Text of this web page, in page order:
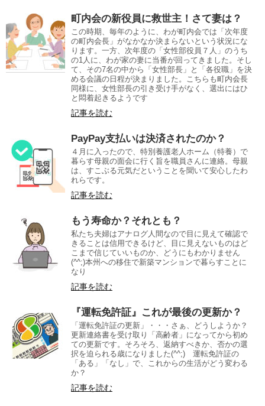
町内会の新役員に救世主！さて妻は？
この時期、毎年のように、わが町内会では「次年度
の町内会長」がなかなか決まらないという状況にな
ります。一方、次年度の「女性部役員７人」のうち
の1人に、わが家の妻に当番が回ってきました。そし
て、その7名の中から「女性部長」と「各役職」を決
める会議の日程が決まりました。こちらも町内会長
同様に、女性部長の引き受け手がなく、選出にはひ
と悶着起きるようです
記事を読む
PayPay支払いは決済されたのか？
４月に入ったので、特別養護老人ホーム（特養）で
暮らす母親の面会に行く旨を職員さんに連絡。母親
は、すこぶる元気だということを聞いて安心したわ
れらです。
記事を読む
もう寿命か？それとも？
私たち夫婦はアナログ人間なので目に見えて確認で
きることは信用できるけど、目に見えないものはど
こまで信じていいものか、どうにもわかりません
(^^;)本州への移住で新築マンションで暮らすことに
なり
記事を読む
『運転免許証』これが最後の更新か？
「運転免許証の更新」・・・さぁ、どうしようか？
更新連絡書を受け取り「高齢者」になってから初め
ての更新です。そろそろ、返納すべきか、否かの選
択を迫られる歳になりました(^^;) 運転免許証の
「ある」「なし」で、これからの生活がどう変わる
か？
記事を読む